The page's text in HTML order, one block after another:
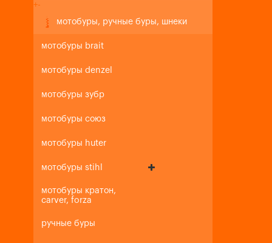
+-
мотобуры, ручные буры, шнеки
мотобуры brait
мотобуры denzel
мотобуры зубр
мотобуры союз
мотобуры huter
мотобуры stihl
мотобуры кратон,
carver, forza
ручные буры